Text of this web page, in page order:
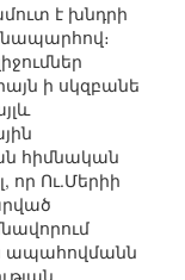
է խնդրի
ի սկզբանե
հիմնական
որ Ու.Մերիի
ապահովմանն